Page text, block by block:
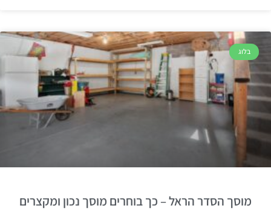
בלוג
מוסך הסדר הראל – כך בוחרים מוסך נכון ומקצרים